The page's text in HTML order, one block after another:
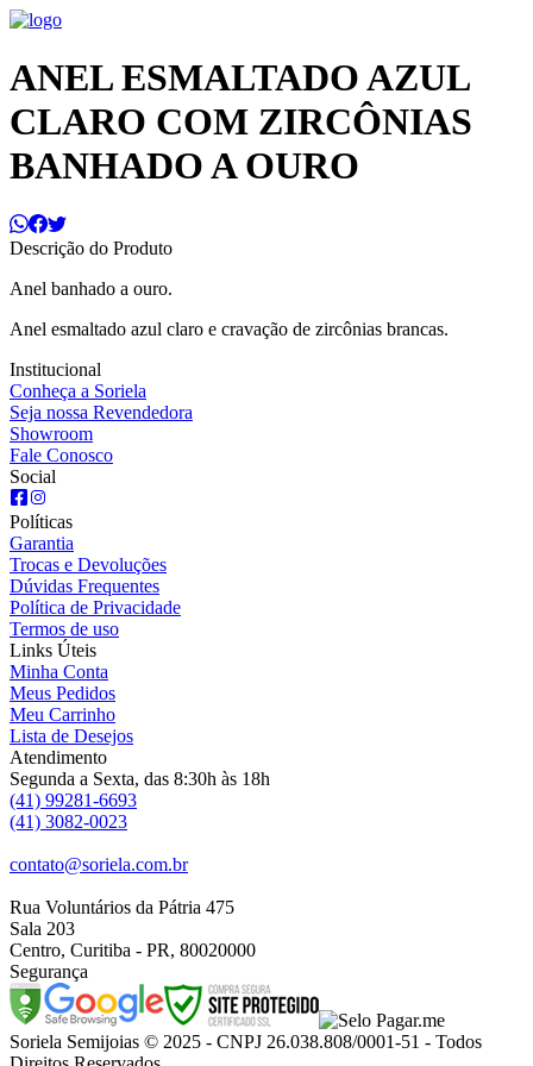
ANEL ESMALTADO AZUL
CLARO COM ZIRCÔNIAS
BANHADO A OURO
Descrição do Produto
Anel banhado a ouro.
Anel esmaltado azul claro e cravação de zircônias brancas.
Institucional
Conheça a Soriela
Seja nossa Revendedora
Showroom
Fale Conosco
Social
Políticas
Garantia
Trocas e Devoluções
Dúvidas Frequentes
Política de Privacidade
Termos de uso
Links Úteis
Minha Conta
Meus Pedidos
Meu Carrinho
Lista de Desejos
Atendimento
Segunda a Sexta, das 8:30h às 18h
(41) 99281-6693
(41) 3082-0023
contato@soriela.com.br
Rua Voluntários da Pátria 475
Sala 203
Centro, Curitiba - PR, 80020000
Segurança
Soriela Semijoias © 2025 - CNPJ 26.038.808/0001-51 - Todos